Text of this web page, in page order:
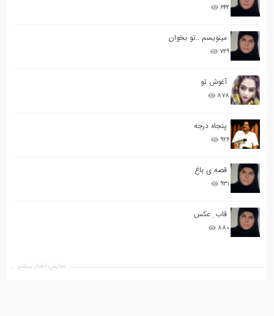
۶۴۲
مینویسم ..تو بخوان
۷۲۹
آغوش تو
۸۷۸
پنجاه درجه
۹۲۶
قصه ی باغ
۹۳۱
قاب ِ عکس
۸۸۰
نمایش اخبار بیشتر